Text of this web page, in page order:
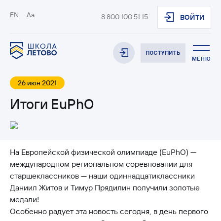
EN Aa 8 800 100 51 15 ВОЙТИ
ПОСТУПИТЬ
МЕНЮ
26 июн 2021
Итоги EuPhO
На Европейской физической олимпиаде (EuPhO) —
международном региональном соревновании для
старшеклассников — наши одиннадцатиклассники
Даниил Житов и Тимур Прядилин получили золотые
медали!
Особенно радует эта новость сегодня, в день первого